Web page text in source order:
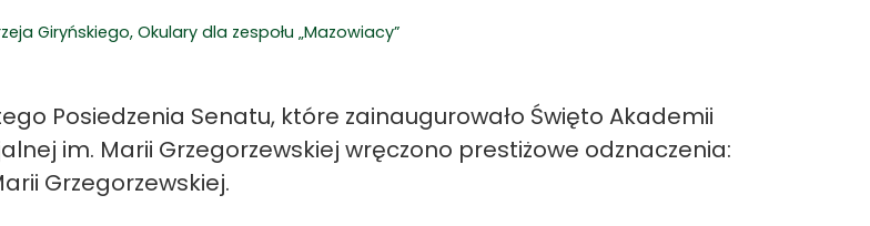
Giryńskiego, Okulary dla zespołu „Mazowiacy”
Posiedzenia Senatu, które zainaugurowało Święto Akademii
im. Marii Grzegorzewskiej wręczono prestiżowe odznaczenia:
Grzegorzewskiej.